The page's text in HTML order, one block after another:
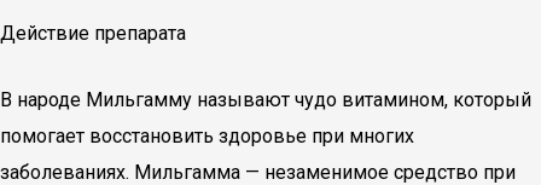
Действие препарата
В народе Мильгамму называют чудо витамином, который
помогает восстановить здоровье при многих
заболеваниях. Мильгамма — незаменимое средство при